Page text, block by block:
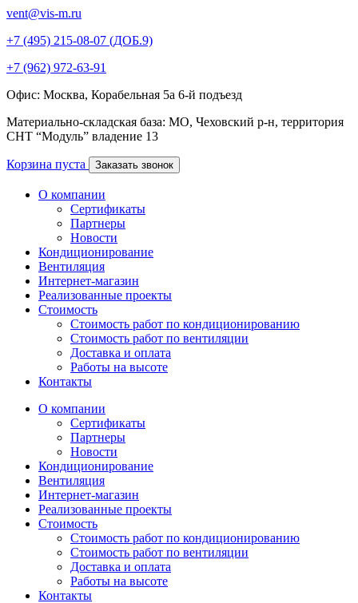
vent@vis-m.ru
+7 (495) 215-08-07 (ДОБ.9)
+7 (962) 972-63-91
Офис: Москва, Корабельная 5а 6-й подъезд
Материально-складская база: МО, Чеховский р-н, территория
СНТ “Модуль” владение 13
Корзина пуста Заказать звонок
О компании
Сертификаты
Партнеры
Новости
Кондиционирование
Вентиляция
Интернет-магазин
Реализованные проекты
Стоимость
Стоимость работ по кондиционированию
Стоимость работ по вентиляции
Доставка и оплата
Работы на высоте
Контакты
О компании
Сертификаты
Партнеры
Новости
Кондиционирование
Вентиляция
Интернет-магазин
Реализованные проекты
Стоимость
Стоимость работ по кондиционированию
Стоимость работ по вентиляции
Доставка и оплата
Работы на высоте
Контакты